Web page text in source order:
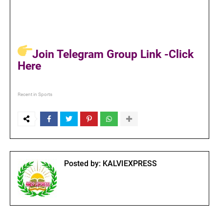
Join Telegram Group Link -Click
Here
Recent in Sports
Posted by: KALVIEXPRESS